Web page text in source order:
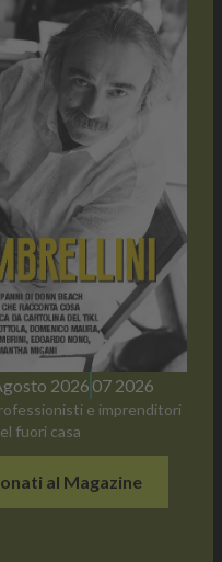
2026 07 2026
e imprenditori
fuori casa
al Magazine